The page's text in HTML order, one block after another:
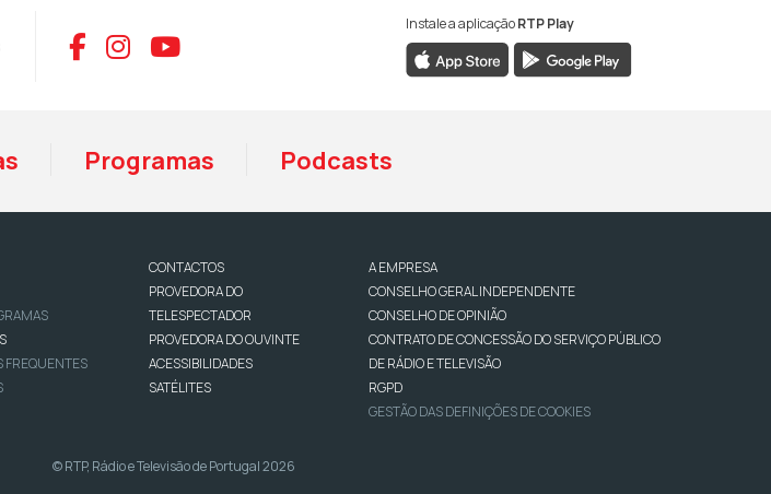
Aceder ao Facebook da RTP Antena 1
Aceder ao Instagram da RTP Antena 1
Aceder ao YouTube da RTP Antena 1
Instale a aplicaçãoRTP Play
Programas Podcasts
FREQUENTES
CONTACTOS
PROVEDORA DO
TELESPECTADOR
PROVEDORA DO OUVINTE
ACESSIBILIDADES
SATÉLITES
A EMPRESA
CONSELHO GERAL INDEPENDENTE
CONSELHO DE OPINIÃO
CONTRATO DE CONCESSÃO DO SERVIÇO PÚBLICO
DE RÁDIO E TELEVISÃO
RGPD
GESTÃO DAS DEFINIÇÕES DE COOKIES
© RTP, Rádio e Televisão de Portugal 2026